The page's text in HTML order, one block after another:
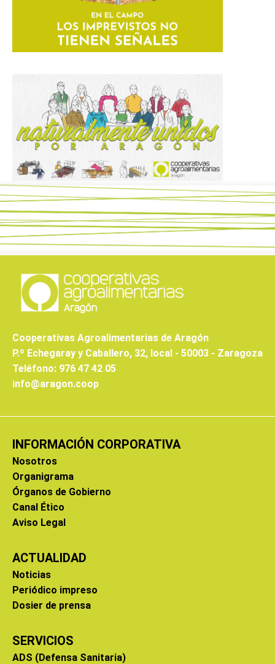
Cooperativas Agroalimentarias de Aragón
P.º Echegaray y Caballero, 32, local - 50003 - Zaragoza
Teléfono: 976 47 42 05
info@aragon.coop
INFORMACIÓN CORPORATIVA
Nosotros
Organigrama
Órganos de Gobierno
Canal Ético
Aviso Legal
ACTUALIDAD
Noticias
Periódico impreso
Dosier de prensa
SERVICIOS
ADS (Defensa Sanitaria)